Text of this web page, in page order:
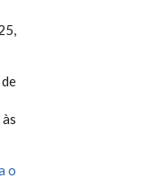
o